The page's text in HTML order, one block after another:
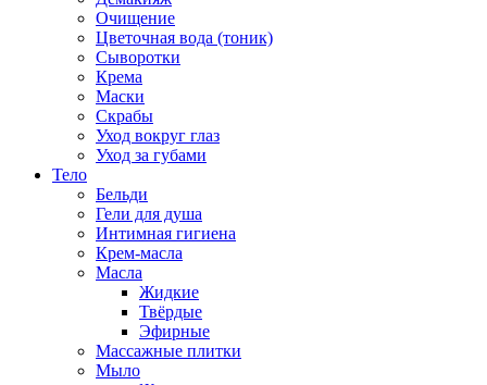
Очищение
Цветочная вода (тоник)
Сыворотки
Крема
Маски
Скрабы
Уход вокруг глаз
Уход за губами
Тело
Бельди
Гели для душа
Интимная гигиена
Крем-масла
Масла
Жидкие
Твёрдые
Эфирные
Массажные плитки
Мыло